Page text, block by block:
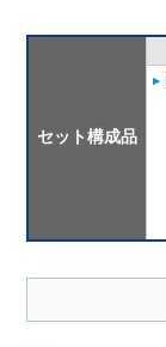
セット構成品